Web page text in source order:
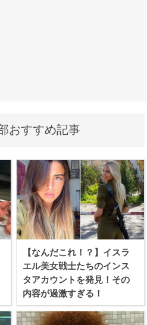
おすすめ記事
【なんだこれ！？】イスラ
エル美女戦士たちのインス
タアカウントを発見！その
内容が過激すぎる！